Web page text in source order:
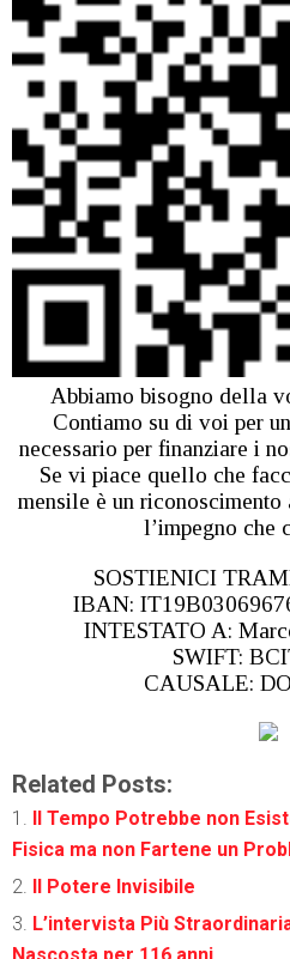
Abbiamo bisogno della
Contiamo su di voi per
necessario per finanziare i
Se vi piace quello che
mensile è un
l’impegno che
SOSTIENICI
IBAN:
INTESTATO A:
SWIFT:
CAUSALE:
Related Posts:
Il Tempo Potrebbe non
Fisica ma non Fartene un
Il Potere Invisibile
L’intervista Più